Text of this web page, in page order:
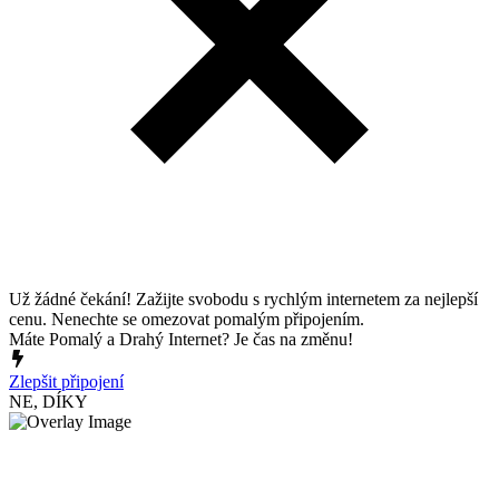
Už žádné čekání! Zažijte svobodu s rychlým internetem za nejlepší
cenu. Nenechte se omezovat pomalým připojením.
Máte Pomalý a Drahý Internet? Je čas na změnu!
Zlepšit připojení
NE, DÍKY